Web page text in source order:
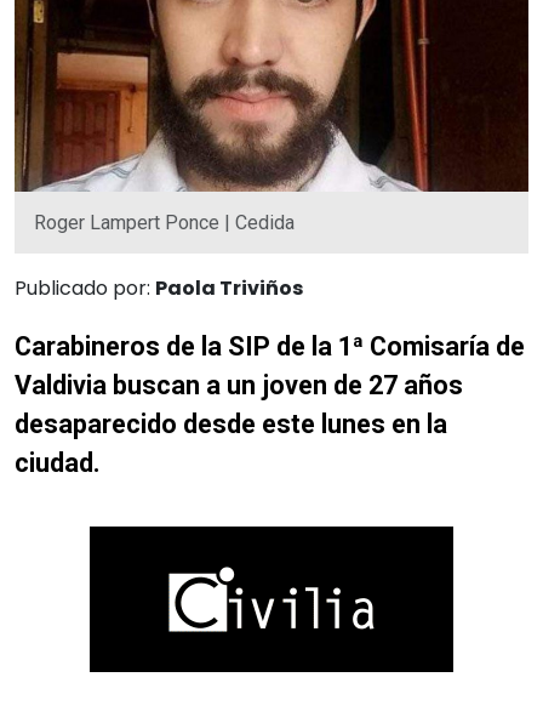
Roger Lampert Ponce | Cedida
Publicado por: Paola Triviños
Carabineros de la SIP de la 1ª Comisaría de
Valdivia buscan a un joven de 27 años
desaparecido desde este lunes en la
ciudad.